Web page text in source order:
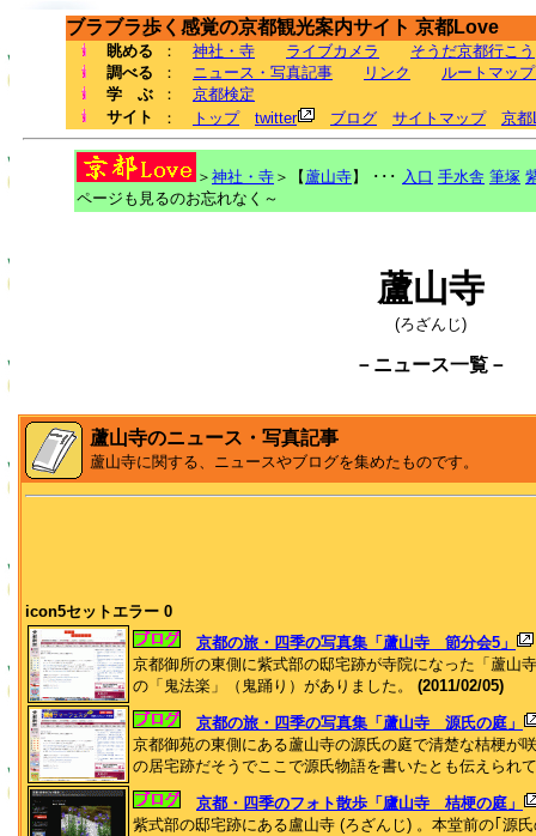
ブラブラ歩く感覚の京都観光案内サイト 京都Love
眺める ： 神社・寺 ライブカメラ
そうだ京都行こう
調べる
： ニュース・写真記事 リンク
ルートマッ
学 ぶ
： 京都検定
サイト
： トップ twitter ブログ サイトマップ 京都
＞ 神社・寺 ＞【 蘆山寺】 ･･･ 入口 手水舎 筆塚
ページも見るのお忘れなく～
蘆山寺
(ろざんじ)
－ニュース一覧－
蘆山寺のニュース・写真記事
蘆山寺に関する、ニュースやブログを集めたものです。
icon5セットエラー 0
京都の旅・四季の写真集「蘆山寺 節分会5」
京都御所の東側に紫式部の邸宅跡が寺院になった「蘆山
の「鬼法楽」（鬼踊り）がありました。 (2011/02/05)
京都の旅・四季の写真集「蘆山寺 源氏の庭」
京都御苑の東側にある蘆山寺の源氏の庭で清楚な桔梗が
の居宅跡だそうでここで源氏物語を書いたとも伝えられ
京都・四季のフォト散歩「廬山寺 桔梗の庭」
紫式部の邸宅跡にある盧山寺 (ろざんじ) 。本堂前の｢源